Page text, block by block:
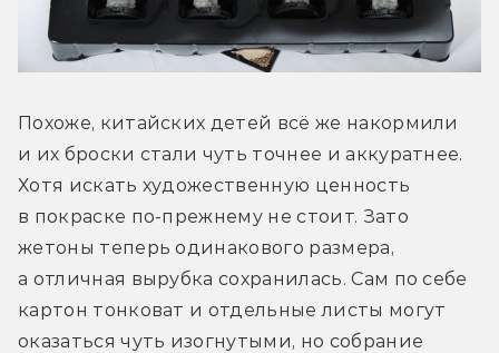
Похоже, китайских детей всё же накормили
и их броски стали чуть точнее и аккуратнее.
Хотя искать художественную ценность
в покраске по-прежнему не стоит. Зато
жетоны теперь одинакового размера,
а отличная вырубка сохранилась. Сам по себе
картон тонковат и отдельные листы могут
оказаться чуть изогнутыми, но собрание